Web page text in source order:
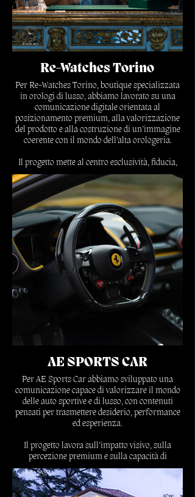
Re-Watches Torino
Per Re-Watches Torino, boutique specializzata
in orologi di lusso, abbiamo lavorato su una
comunicazione digitale orientata al
posizionamento premium, alla valorizzazione
del prodotto e alla costruzione di un’immagine
coerente con il mondo dell’alta orologeria.
Il progetto mette al centro esclusività, fiducia,
qualità visiva e riconoscibilità del brand, con
contenuti pensati per comunicare valore,
eleganza e autorevolezza.
Scopri di più
AE SPORTS CAR
Per AE Sports Car abbiamo sviluppato una
comunicazione capace di valorizzare il mondo
delle auto sportive e di lusso, con contenuti
pensati per trasmettere desiderio, performance
ed esperienza.
Il progetto lavora sull’impatto visivo, sulla
percezione premium e sulla capacità di
raccontare un servizio esclusivo attraverso
social media, contenuti digitali e comunicazione
orientata al valore.